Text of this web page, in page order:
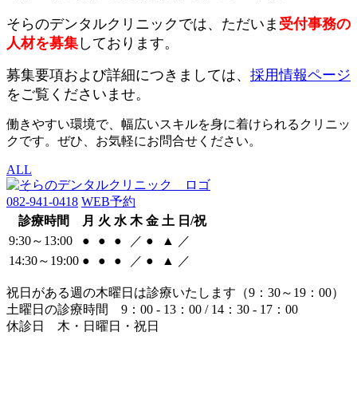
そらのデンタルクリニックでは、ただいま 受付事務の
人材を募集 しております。
募集要項および詳細につきましては、 採用情報ページ
をご覧くださいませ。
働きやすい環境で、幅広いスキルを身に着けられるクリニッ
クです。ぜひ、お気軽にお問合せください。
ALL
082-941-0418 WEB予約
診療時間
月 火 水 木 金 土 日/祝
9:30～13:00
● ● ● ／ ● ▲
／
14:30～19:00 ● ● ● ／ ● ▲ ／
祝日がある週の木曜日は診療いたします（9：30～19：00）
土曜日の診療時間 9：00 - 13：00 / 14：30 - 17：00
休診日 木・日曜日・祝日